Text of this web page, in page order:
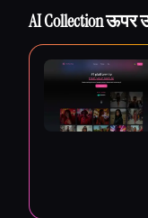
AI Collection ऊपर